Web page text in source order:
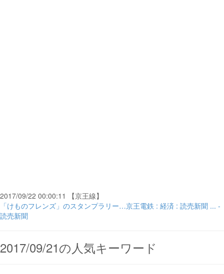
2017/09/22 00:00:11 【京王線】
「けものフレンズ」のスタンプラリー…京王電鉄 : 経済 : 読売新聞 ... -
読売新聞
2017/09/21の人気キーワード